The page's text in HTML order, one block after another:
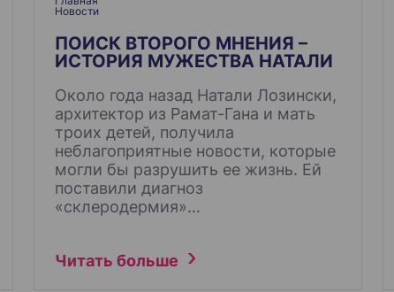
Новости
ПОИСК ВТОРОГО МНЕНИЯ –
ИСТОРИЯ МУЖЕСТВА НАТАЛИ
Около года назад Натали Лозински,
архитектор из Рамат-Гана и мать
троих детей, получила
неблагоприятные новости, которые
могли бы разрушить ее жизнь. Ей
поставили диагноз
«склеродермия»…
Читать больше